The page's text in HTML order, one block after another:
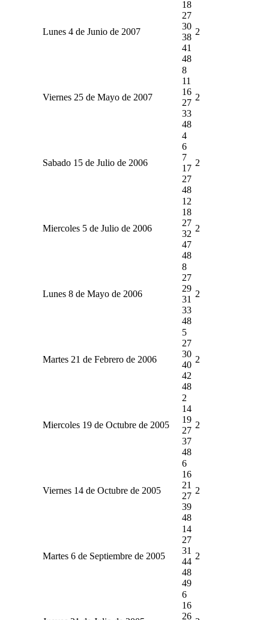
Lunes 4 de Junio de 2007
18
27
30
38
41
48
2
Viernes 25 de Mayo de 2007
8
11
16
27
33
48
2
Sabado 15 de Julio de 2006
4
6
7
17
27
48
2
Miercoles 5 de Julio de 2006
12
18
27
32
47
48
2
Lunes 8 de Mayo de 2006
8
27
29
31
33
48
2
Martes 21 de Febrero de 2006
5
27
30
40
42
48
2
Miercoles 19 de Octubre de 2005
2
14
19
27
37
48
2
Viernes 14 de Octubre de 2005
6
16
21
27
39
48
2
Martes 6 de Septiembre de 2005
14
27
31
44
48
49
2
6
16
26